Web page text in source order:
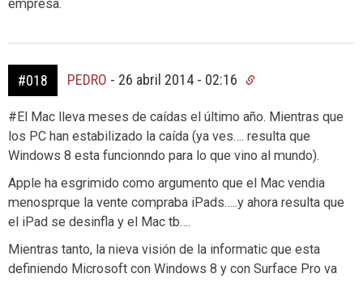
empresa.
#018 PEDRO - 26 abril 2014 - 02:16
#El Mac lleva meses de caídas el último año. Mientras que
los PC han estabilizado la caída (ya ves…. resulta que
Windows 8 esta funcionndo para lo que vino al mundo).
Apple ha esgrimido como argumento que el Mac vendia
menosprque la vente compraba iPads…..y ahora resulta que
el iPad se desinfla y el Mac tb….
Mientras tanto, la nieva visión de la informatic que esta
definiendo Microsoft con Windows 8 y con Surface Pro va